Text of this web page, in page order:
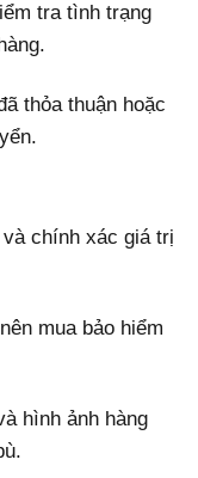
tra tình trạng
thỏa thuận hoặc
và chính xác giá trị
mua bảo hiểm
hình ảnh hàng